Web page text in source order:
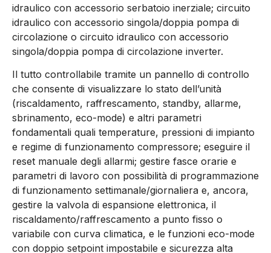
idraulico con accessorio serbatoio inerziale; circuito
idraulico con accessorio singola/doppia pompa di
circolazione o circuito idraulico con accessorio
singola/doppia pompa di circolazione inverter.
Il tutto controllabile tramite un pannello di controllo
che consente di visualizzare lo stato dell’unità
(riscaldamento, raffrescamento, standby, allarme,
sbrinamento, eco-mode) e altri parametri
fondamentali quali temperature, pressioni di impianto
e regime di funzionamento compressore; eseguire il
reset manuale degli allarmi; gestire fasce orarie e
parametri di lavoro con possibilità di programmazione
di funzionamento settimanale/giornaliera e, ancora,
gestire la valvola di espansione elettronica, il
riscaldamento/raffrescamento a punto fisso o
variabile con curva climatica, e le funzioni eco-mode
con doppio setpoint impostabile e sicurezza alta